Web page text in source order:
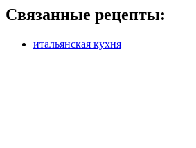
Связанные рецепты:
итальянская кухня